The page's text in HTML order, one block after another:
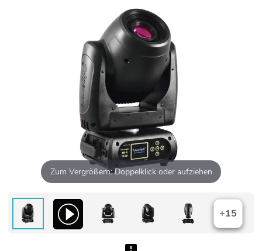
Zum Vergrößern: Doppelklick oder aufziehen
+15